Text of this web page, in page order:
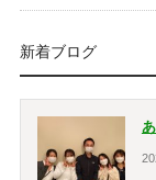
新着ブログ